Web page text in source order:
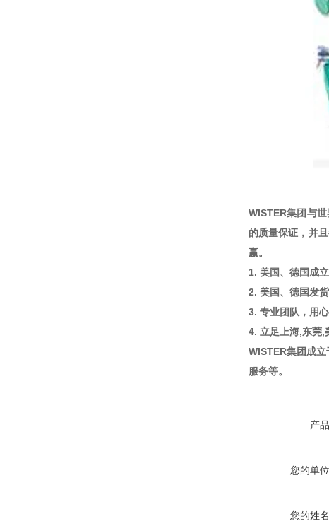
WISTER集团与
的质量保证，并
赢。
1. 美国、德国成
2. 美国、德国发
3. 专业团队，用
4. 立足上海,东莞,
WISTER集团成
服务等。
产品
您的单位
您的姓名